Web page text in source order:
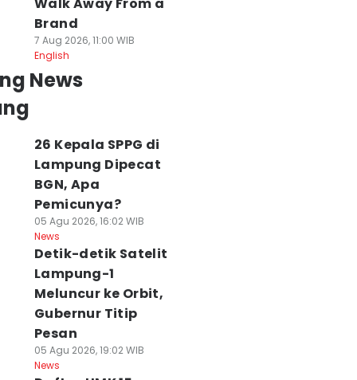
Brand
7 Aug 2026, 11:00 WIB
English
News
26 Kepala SPPG di
Lampung Dipecat
BGN, Apa
Pemicunya?
05 Agu 2026, 16:02 WIB
News
Detik-detik Satelit
Lampung-1
Meluncur ke Orbit,
Gubernur Titip
Pesan
05 Agu 2026, 19:02 WIB
News